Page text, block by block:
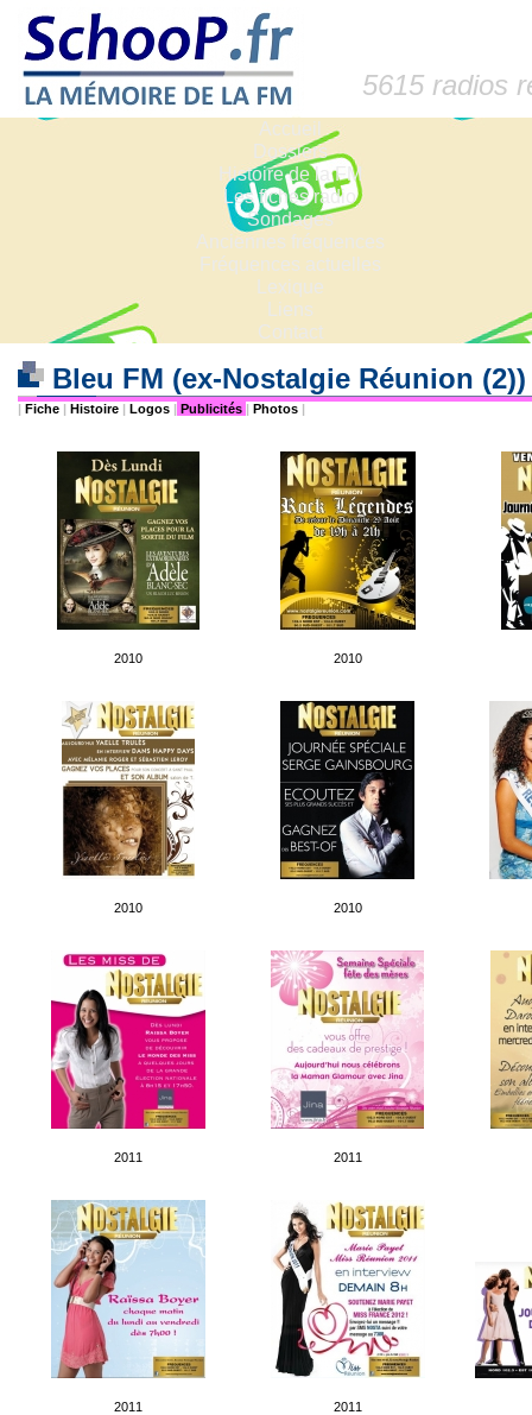
5615 radios
Accueil
Dossiers
Histoire de la FM
Les fiches radio
Sondages
Anciennes fréquences
Fréquences actuelles
Lexique
Liens
Contact
Bleu FM (ex-Nostalgie Réunion
| Fiche | Histoire | Logos | Publicités | Photos |
2010 2010
2010 2010
2011 2011
2011 2011